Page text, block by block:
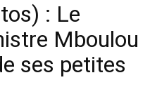
: Le
Mboulou
ses petites